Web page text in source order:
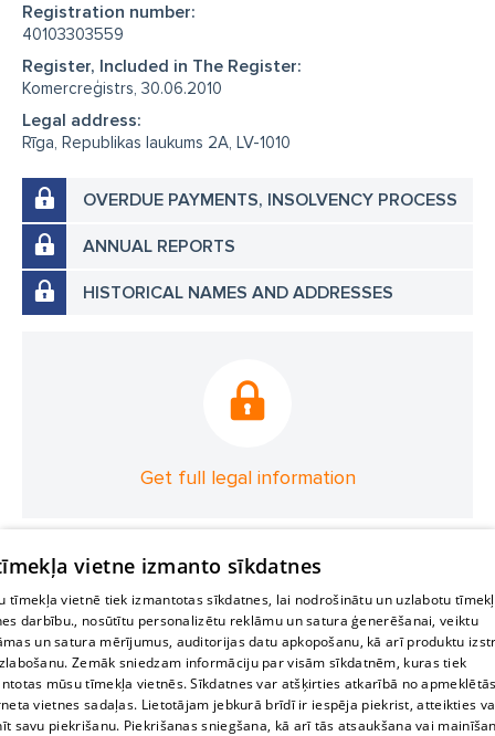
Registration number:
40103303559
Register, Included in The Register:
Komercreģistrs, 30.06.2010
Legal address:
Rīga, Republikas laukums 2A, LV-1010
OVERDUE PAYMENTS, INSOLVENCY PROCESS
ANNUAL REPORTS
HISTORICAL NAMES AND ADDRESSES
Get full legal information
vietne izmanto sīkdatnes
tīmekļa vietnē tiek izmantotas sīkdatnes, lai nodrošinātu un uzlabotu
darbību., nosūtītu personalizētu reklāmu un satura ģenerēšanai, veiktu
un satura mērījumus, auditorijas datu apkopošanu, kā arī produktu
Zemāk sniedzam informāciju par visām sīkdatnēm, kuras tiek
mūsu tīmekļa vietnēs. Sīkdatnes var atšķirties atkarībā no
vietnes sadaļas. Lietotājam jebkurā brīdī ir iespēja piekrist, atteikties
savu piekrišanu. Piekrišanas sniegšana, kā arī tās atsaukšana vai